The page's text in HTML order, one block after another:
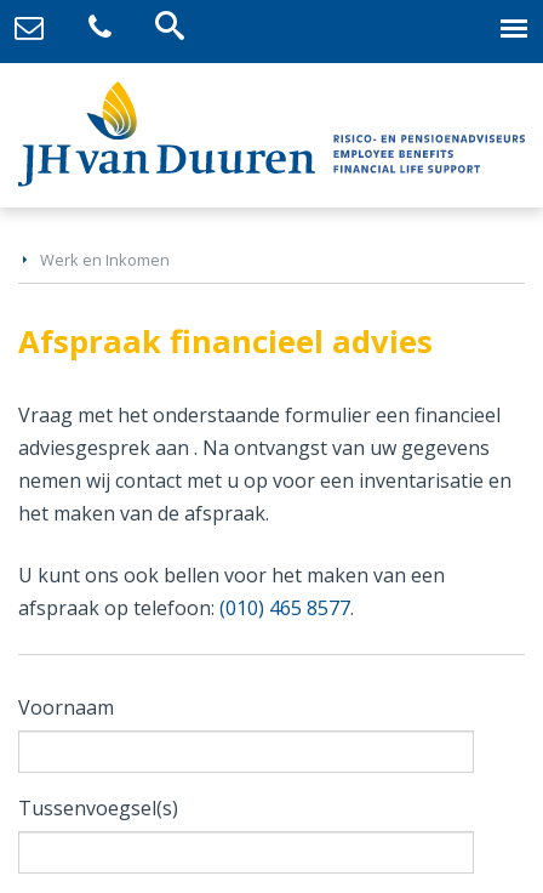
Werk en Inkomen
Afspraak financieel advies
Vraag met het onderstaande formulier een financieel
adviesgesprek aan . Na ontvangst van uw gegevens
nemen wij contact met u op voor een inventarisatie en
het maken van de afspraak.
U kunt ons ook bellen voor het maken van een
afspraak op telefoon: (010) 465 8577.
Voornaam
Tussenvoegsel(s)